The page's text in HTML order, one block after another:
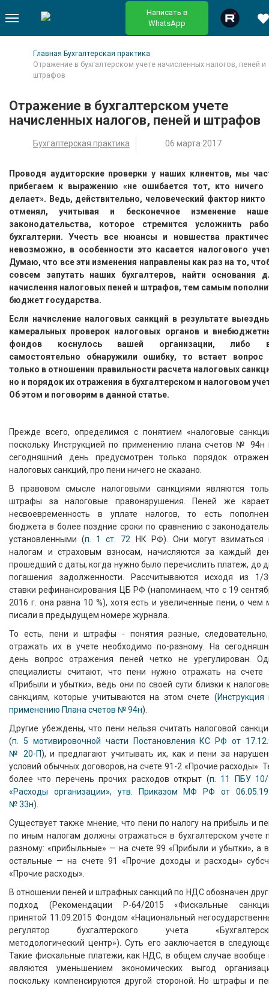
Написать в
WhatsApp
Главная Бухгалтерская практика
Отражение в бухгалтерском учете начисленных налогов, пеней и
штрафов
Отражение в бухгалтерском учете
начисленных налогов, пеней и штрафов
Бухгалтерская практика 06 марта 2017
Проводя аудиторские проверки у наших клиентов, мы
прибегаем к выражению «не ошибается тот, кто ничего
делает». Ведь, действительно, человеческий фактор никто
отменял, учитывая и бесконечное изменение
законодательства, которое стремится усложнить
бухгалтерии. Учесть все нюансы и новшества
невозможно, в особенности это касается налогового
Думаю, что все эти изменения направлены как раз на то,
совсем запутать наших бухгалтеров, найти основания
начисления налоговых пеней и штрафов, тем самым
бюджет государства.
Если начисление налоговых санкций в результате
камеральных проверок налоговых органов и
фондов коснулось вашей организации, либо
самостоятельно обнаружили ошибку, то встает вопрос
только в отношении правильности расчета налоговых
но и порядок их отражения в бухгалтерском и налоговом
Об этом и поговорим в данной статье.
Прежде всего, определимся с понятием «налоговые
поскольку Инструкцией по применению плана счетов № 94н
сегодняшний день предусмотрен только порядок
налоговых санкций, про пени ничего не сказано.
В правовом смысле налоговыми санкциями являются
штрафы за налоговые правонарушения. Пеней же
несвоевременность в уплате налогов, то есть
бюджета в более поздние сроки по сравнению с
установленными (п. 1 ст. 72 НК РФ). Они могут взиматься
налогам и страховым взносам, начисляются за каждый
прошедший с даты, когда нужно было перечислить платеж, до
погашения задолженности. Рассчитываются исходя из 1/
ставки рефинансирования ЦБ РФ (напоминаем, что с 19
2016 г. она равна 10 %), хотя есть и увеличенные пени, о чем
писали в предыдущем номере журнала.
То есть, пени и штрафы - понятия разные,
отражать их в учете необходимо по-разному. На
день вопрос отражения пеней четко не урегулирован.
специалисты считают, что пени нужно отражать на счете
«Прибыли и убытки», ведь они по своей сути близки к
санкциям, которые учитываются на этом счете (Инструкция
применению Плана счетов № 94н).
Другие убеждены, что пени нельзя считать налоговой
(п. 5 мотивировочной части Постановления КС РФ от
№ 20-П), и предлагают учитывать их, как и пени за
условий обычных договоров, на счете 91-2 «Прочие расходы».
более что перечень прочих расходов открыт (п. 11 ПБУ 10/
«Расходы организации», утв. Приказом МФ РФ от
№ 33н).
Существует также мнение, что пени по налогу на прибыль и
по иным налогам должны отражаться в бухгалтерском учете
разному: «прибыльные» — на счете 99 «Прибыли и убытки», а
остальные — на счете 91 «Прочие доходы и расходы»
«Прочие расходы».
В отношении пеней и штрафных санкций по НДС обозначен
подход (Рекомендации Р-64/2015 «Фискальные
принятой 11.09.2015 Фондом «Национальный
регулятор бухгалтерского учета
методологический центр»). Суть его заключается в
Такие фискальные платежи, как НДС, в общем случае вообще
являются уменьшением экономических выгод
поскольку компенсируются другой стороной. Но штрафы и